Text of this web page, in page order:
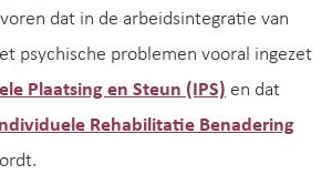
dat in de arbeidsintegratie van
psychische problemen vooral ingezet
Plaatsing en Steun (IPS) en dat
Rehabilitatie Benadering